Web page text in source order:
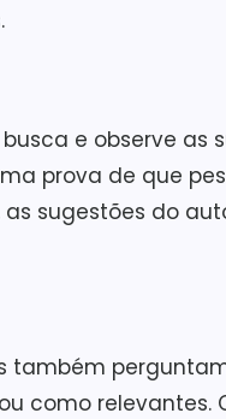
e observe as
prova de que
sugestões do
também
como relevantes.